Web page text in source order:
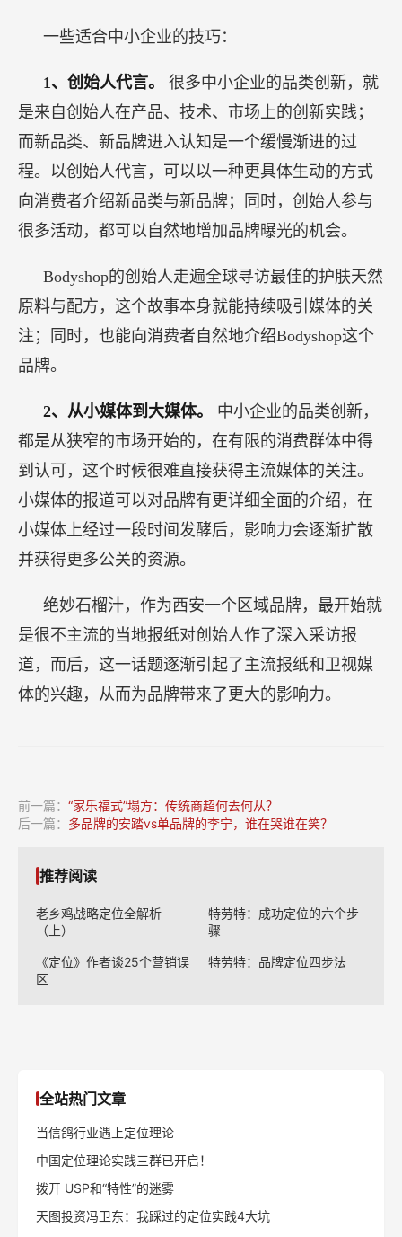
一些适合中小企业的技巧：
1、创始人代言。 很多中小企业的品类创新，就
是来自创始人在产品、技术、市场上的创新实践；
而新品类、新品牌进入认知是一个缓慢渐进的过
程。以创始人代言，可以以一种更具体生动的方式
向消费者介绍新品类与新品牌；同时，创始人参与
很多活动，都可以自然地增加品牌曝光的机会。
Bodyshop的创始人走遍全球寻访最佳的护肤天然
原料与配方，这个故事本身就能持续吸引媒体的关
注；同时，也能向消费者自然地介绍Bodyshop这个
品牌。
2、从小媒体到大媒体。 中小企业的品类创新，
都是从狭窄的市场开始的，在有限的消费群体中得
到认可，这个时候很难直接获得主流媒体的关注。
小媒体的报道可以对品牌有更详细全面的介绍，在
小媒体上经过一段时间发酵后，影响力会逐渐扩散
并获得更多公关的资源。
绝妙石榴汁，作为西安一个区域品牌，最开始就
是很不主流的当地报纸对创始人作了深入采访报
道，而后，这一话题逐渐引起了主流报纸和卫视媒
体的兴趣，从而为品牌带来了更大的影响力。
前一篇： “家乐福式”塌方：传统商超何去何从？
后一篇： 多品牌的安踏vs单品牌的李宁，谁在哭谁在笑？
推荐阅读
老乡鸡战略定位全解析
（上）
特劳特：成功定位的六个步
骤
《定位》作者谈25个营销误
区
特劳特：品牌定位四步法
全站热门文章
当信鸽行业遇上定位理论
中国定位理论实践三群已开启！
拨开 USP和“特性”的迷雾
天图投资冯卫东：我踩过的定位实践4大坑